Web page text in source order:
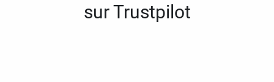
sur Trustpilot